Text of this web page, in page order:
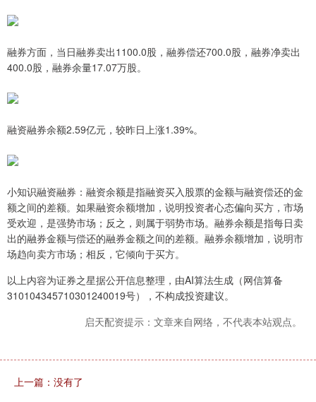
融券方面，当日融券卖出1100.0股，融券偿还700.0股，融券净卖出
400.0股，融券余量17.07万股。
融资融券余额2.59亿元，较昨日上涨1.39%。
小知识融资融券：融资余额是指融资买入股票的金额与融资偿还的金
额之间的差额。如果融资余额增加，说明投资者心态偏向买方，市场
受欢迎，是强势市场；反之，则属于弱势市场。融券余额是指每日卖
出的融券金额与偿还的融券金额之间的差额。融券余额增加，说明市
场趋向卖方市场；相反，它倾向于买方。
以上内容为证券之星据公开信息整理，由AI算法生成（网信算备
310104345710301240019号），不构成投资建议。
启天配资提示：文章来自网络，不代表本站观点。
上一篇：没有了